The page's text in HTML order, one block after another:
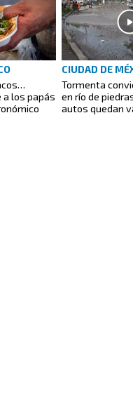
los papás
CIUDAD DE
Tormenta
en río de
autos quedan